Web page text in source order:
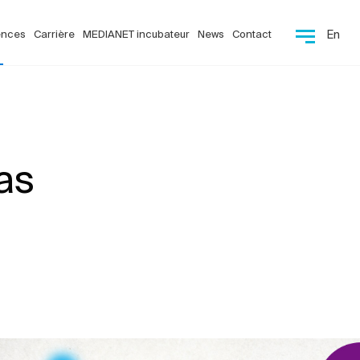
Carrière MEDIANET incubateur News Contact En